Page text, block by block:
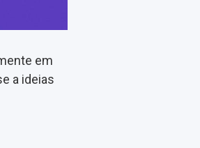
em
a ideias